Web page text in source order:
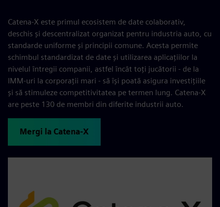
Catena-X este primul ecosistem de date colaborativ,
deschis și descentralizat organizat pentru industria auto, cu
standarde uniforme și principii comune. Acesta permite
schimbul standardizat de date și utilizarea aplicațiilor la
nivelul întregii companii, astfel încât toți jucătorii - de la
IMM-uri la corporații mari - să își poată asigura investițiile
și să stimuleze competitivitatea pe termen lung. Catena-X
are peste 130 de membri din diferite industrii auto.
Mergi la Catena-X